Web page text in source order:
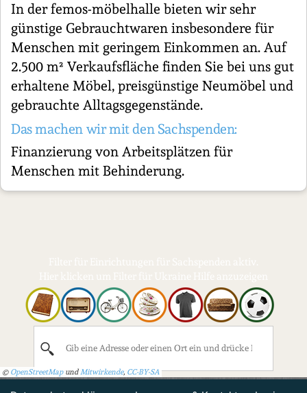
© OpenStreetMapundMitwirkende, CC-BY-SA
In der femos-möbelhalle bieten wir sehr
günstige Gebrauchtwaren insbesondere für
Menschen mit geringem Einkommen an. Auf
2.500 m² Verkaufsfläche finden Sie bei uns gut
erhaltene Möbel, preisgünstige Neumöbel und
gebrauchte Alltagsgegenstände.
Das machen wir mit den Sachspenden:
Finanzierung von Arbeitsplätzen für
Menschen mit Behinderung.